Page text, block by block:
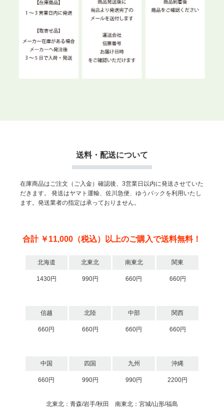
送料・配送について
在庫商品はご注文（ご入金）確認後、3営業日以内に発送させていた
だきます。
発送はヤマト運輸、佐川急便、ゆうパックを利用いたし
ます。発送業者の指定は承っておりません。
合計 ￥11,000（税込）以上のご購入で送料無料！
北海道 北東北 南東北 関東
1430円 990円 660円 660円
信越 北陸 中部 関西
660円 660円 660円 660円
中国 四国 九州 沖縄
660円 990円 990円 2200円
北東北：青森/岩手/秋田 南東北：宮城/山形/福島